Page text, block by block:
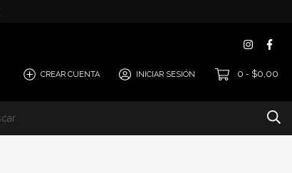
CREAR CUENTA INICIAR SESIÓN 0 - $0,00